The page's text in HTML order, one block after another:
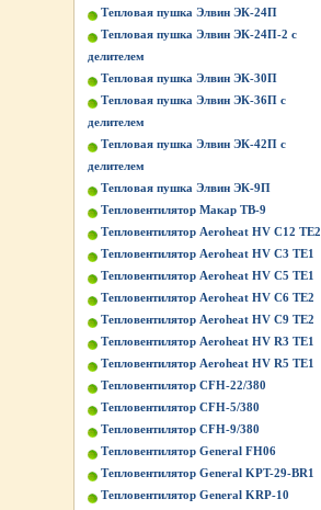
Тепловая пушка Элвин ЭК-24П
Тепловая пушка Элвин ЭК-24П-2 с
делителем
Тепловая пушка Элвин ЭК-30П
Тепловая пушка Элвин ЭК-36П с
делителем
Тепловая пушка Элвин ЭК-42П с
делителем
Тепловая пушка Элвин ЭК-9П
Тепловентилятор Макар ТВ-9
Тепловентилятор Aeroheat HV C12 TE2
Тепловентилятор Aeroheat HV C3 TE1
Тепловентилятор Aeroheat HV C5 TE1
Тепловентилятор Aeroheat HV C6 TE2
Тепловентилятор Aeroheat HV C9 TE2
Тепловентилятор Aeroheat HV R3 TE1
Тепловентилятор Aeroheat HV R5 TE1
Тепловентилятор CFH-22/380
Тепловентилятор CFH-5/380
Тепловентилятор CFH-9/380
Тепловентилятор General FH06
Тепловентилятор General KPT-29-BR1
Тепловентилятор General KRP-10